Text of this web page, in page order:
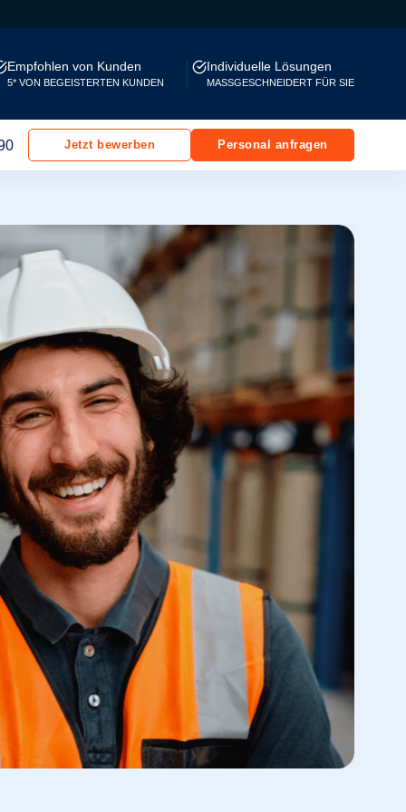
Empfohlen von Kunden
5* VON BEGEISTERTEN KUNDEN
Individuelle Lösungen
MASSGESCHNEIDERT FÜR SIE
Jetzt bewerben Personal anfragen